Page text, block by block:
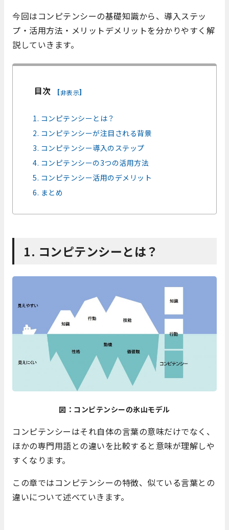
今回はコンピテンシーの基礎知識から、導入ステッ
プ・活用方法・メリットデメリットを分かりやすく解
説していきます。
目次 [非表示]
1. コンピテンシーとは？
2. コンピテンシーが注目される背景
3. コンピテンシー導入のステップ
4. コンピテンシーの3つの活用方法
5. コンピテンシー活用のデメリット
6. まとめ
1. コンピテンシーとは？
図：コンピテンシーの氷山モデル
コンピテンシーはそれ自体の言葉の意味だけでなく、
ほかの専門用語との違いを比較すると意味が理解しや
すくなります。
この章ではコンピテンシーの特徴、似ている言葉との
違いについて述べていきます。